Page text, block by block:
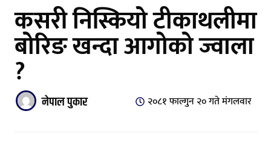
कसरी निस्कियो टीकाथलीमा
बोरिङ खन्दा आगोको ज्वाला
?
नेपाल पुकार २०८१ फाल्गुन २० गते मंगलवार